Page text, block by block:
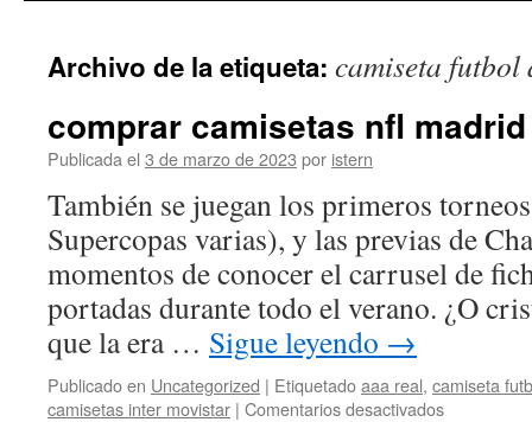
contenido
Archivo de la etiqueta: camiseta futbol
comprar camisetas nfl madrid
Publicada el 3 de marzo de 2023 por istern
También se juegan los primeros
Supercopas varias), y las previas de
momentos de conocer el carrusel de
portadas durante todo el verano. ¿O
que la era … Sigue leyendo →
Publicado en Uncategorized | Etiquetadoaaa real, camiseta
camisetas inter movistar | Comentarios desactivadosen